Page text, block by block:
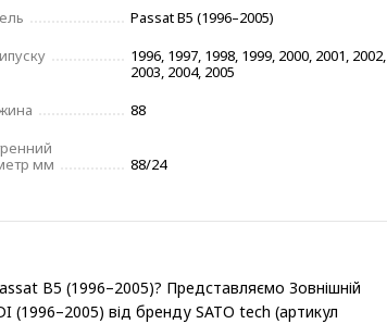
Passat B5 (1996–2005)
1996, 1997, 1998, 1999, 2000, 2001, 2002,
2003, 2004, 2005
88
мм
88/24
B5 (1996–2005)? Представляємо Зовнішній
від бренду SATO tech (артикул